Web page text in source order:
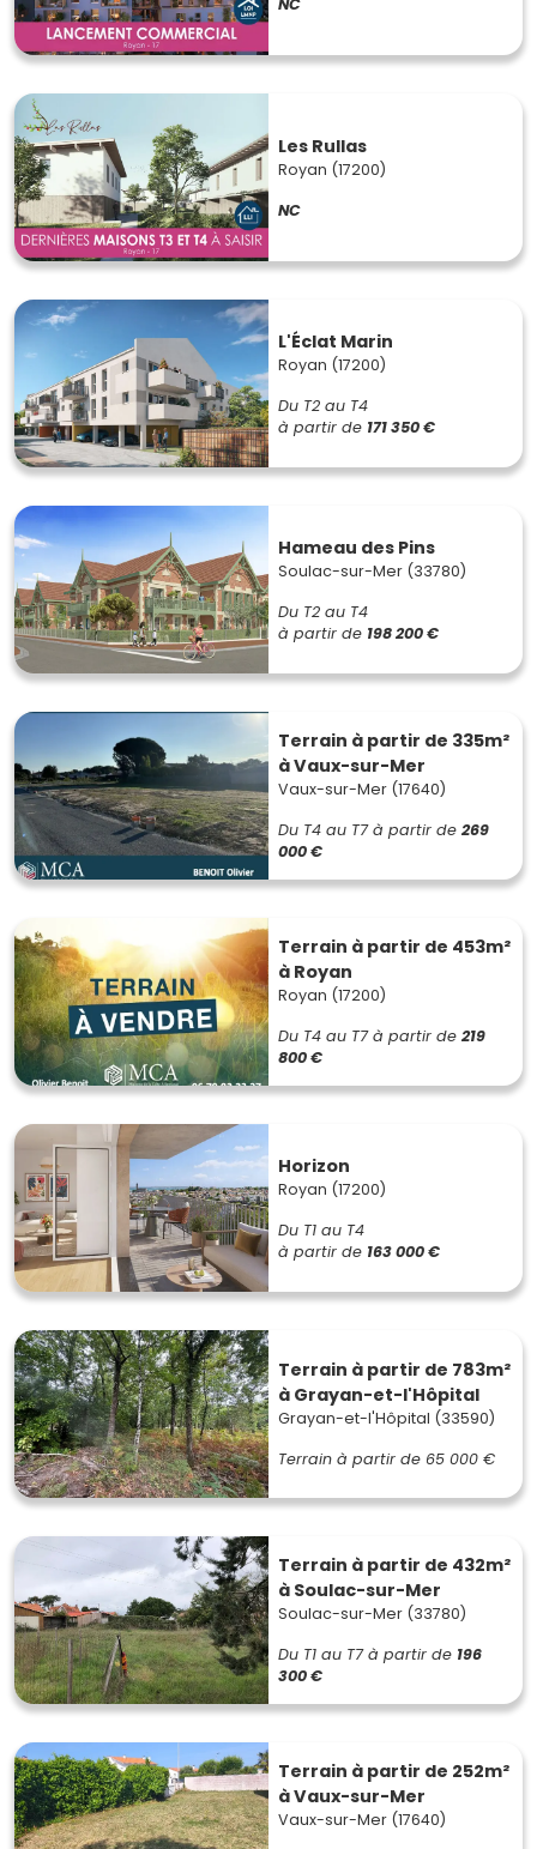
Les Rullas
Royan (17200)
NC
L'Éclat Marin
Royan (17200)
Du T2 au T4
à partir de 171 350 €
Hameau des Pins
Soulac-sur-Mer (33780)
Du T2 au T4
à partir de 198 200 €
Terrain à partir de 335m²
à Vaux-sur-Mer
Vaux-sur-Mer (17640)
Du T4 au T7 à partir de 269
000 €
Terrain à partir de 453m²
à Royan
Royan (17200)
Du T4 au T7 à partir de 219
800 €
Horizon
Royan (17200)
Du T1 au T4
à partir de 163 000 €
Terrain à partir de 783m²
à Grayan-et-l'Hôpital
Grayan-et-l'Hôpital (33590)
Terrain à partir de 65 000 €
Terrain à partir de 432m²
à Soulac-sur-Mer
Soulac-sur-Mer (33780)
Du T1 au T7 à partir de 196
300 €
Terrain à partir de 252m²
à Vaux-sur-Mer
Vaux-sur-Mer (17640)